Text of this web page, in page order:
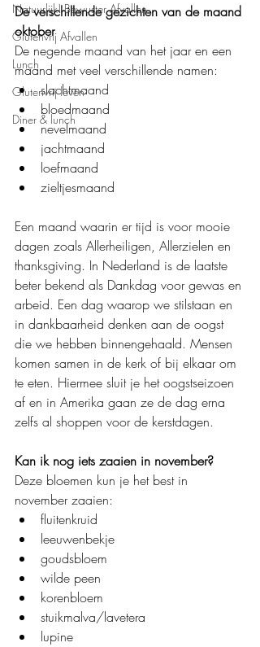
Natuurlijk! Bewuster Afvallen
Glutenvrij Afvallen
Lunch
Glutenvrij leven
Diner & lunch
De verschillende gezichten van de maand
oktober
De negende maand van het jaar en een
maand met veel verschillende namen:
slachtmaand
bloedmaand
nevelmaand
jachtmaand
loefmaand
zieltjesmaand
Een maand waarin er tijd is voor mooie
dagen zoals Allerheiligen, Allerzielen en
thanksgiving. In Nederland is de laatste
beter bekend als Dankdag voor gewas en
arbeid. Een dag waarop we stilstaan en
in dankbaarheid denken aan de oogst
die we hebben binnengehaald. Mensen
komen samen in de kerk of bij elkaar om
te eten. Hiermee sluit je het oogstseizoen
af en in Amerika gaan ze de dag erna
zelfs al shoppen voor de kerstdagen.
Kan ik nog iets zaaien in november?
Deze bloemen kun je het best in
november zaaien:
fluitenkruid
leeuwenbekje
goudsbloem
wilde peen
korenbloem
stuikmalva/lavetera
lupine